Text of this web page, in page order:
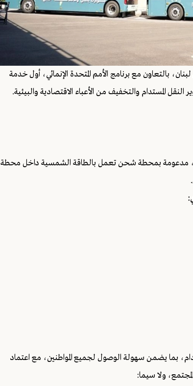
بالتعاون مع برنامج الأمم المتحدة الإنمائي، أول خدمة
المستدام والتخفيف من الأعباء الاقتصادية والبيئية.
مدعومة بمحطة شحن تعمل بالطاقة الشمسية داخل محطة
بما يضمن سهولة الوصول لجميع المواطنين، مع اعتماد
ولا سيما: